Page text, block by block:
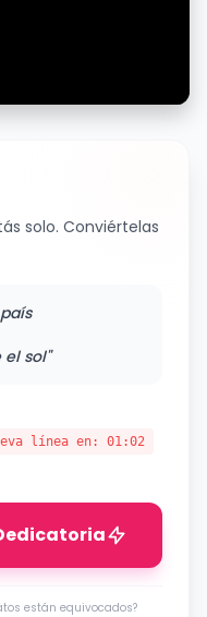
solo. Conviértelas
el sol"
línea en: 01:02
están equivocados?